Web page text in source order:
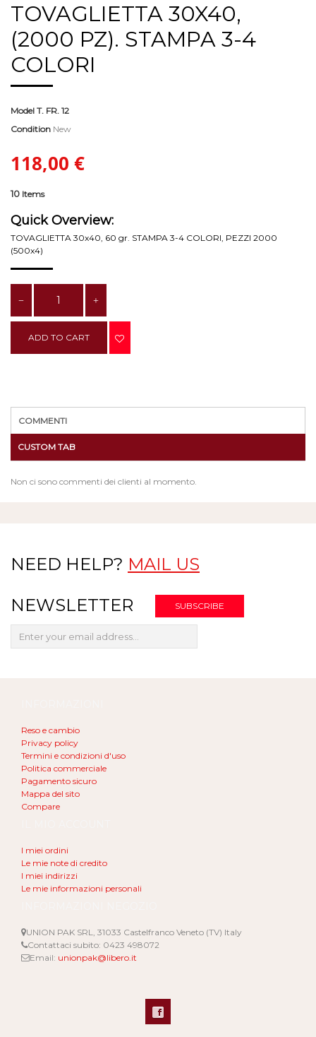
TOVAGLIETTA 30X40,
(2000 PZ). STAMPA 3-4
COLORI
Model T. FR. 12
Condition New
118,00 €
10 Items
Quick Overview:
TOVAGLIETTA 30x40, 60 gr. STAMPA 3-4 COLORI, PEZZI 2000
(500x4)
ADD TO CART
COMMENTI
CUSTOM TAB
Non ci sono commenti dei clienti al momento.
NEED HELP? MAIL US
NEWSLETTER
Reso e cambio
Privacy policy
Termini e condizioni d'uso
Politica commerciale
Pagamento sicuro
Mappa del sito
Compare
I miei ordini
Le mie note di credito
I miei indirizzi
Le mie informazioni personali
UNION PAK SRL, 31033 Castelfranco Veneto (TV) Italy
Contattaci subito: 0423 498072
Email: unionpak@libero.it